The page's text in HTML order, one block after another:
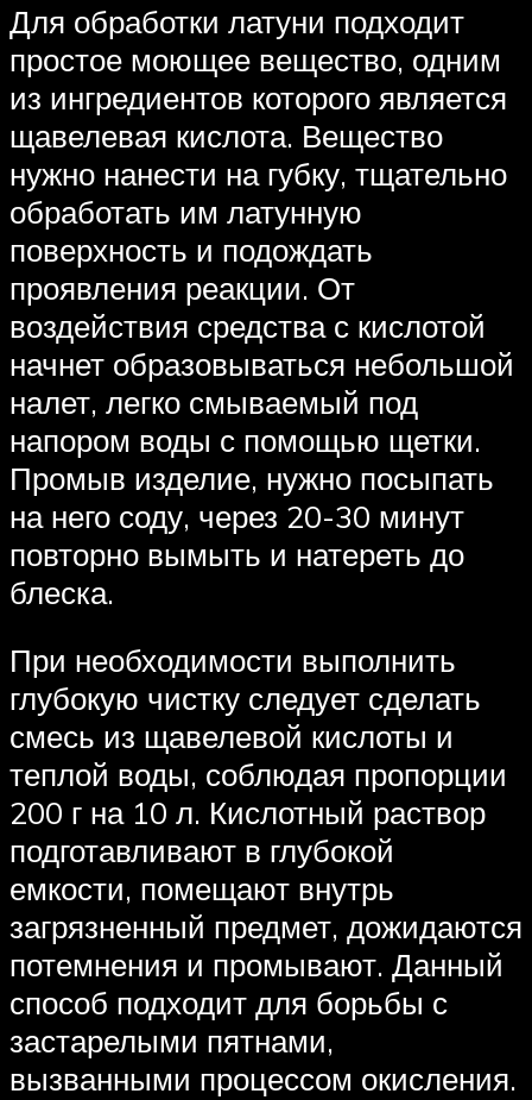
Для обработки латуни подходит
простое моющее вещество, одним
из ингредиентов которого является
щавелевая кислота. Вещество
нужно нанести на губку, тщательно
обработать им латунную
поверхность и подождать
проявления реакции. От
воздействия средства с кислотой
начнет образовываться небольшой
налет, легко смываемый под
напором воды с помощью щетки.
Промыв изделие, нужно посыпать
на него соду, через 20-30 минут
повторно вымыть и натереть до
блеска.
При необходимости выполнить
глубокую чистку следует сделать
смесь из щавелевой кислоты и
теплой воды, соблюдая пропорции
200 г на 10 л. Кислотный раствор
подготавливают в глубокой
емкости, помещают внутрь
загрязненный предмет, дожидаются
потемнения и промывают. Данный
способ подходит для борьбы с
застарелыми пятнами,
вызванными процессом окисления.